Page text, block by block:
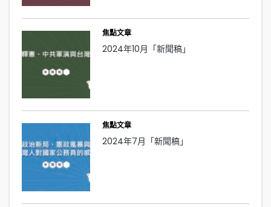
焦點文章
2024年10月「新聞稿」
焦點文章
2024年7月「新聞稿」